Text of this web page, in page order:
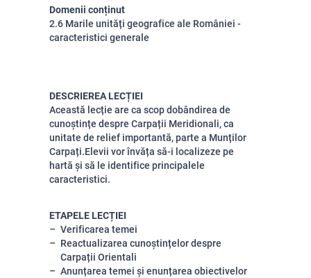
Domenii conținut
2.6 Marile unități geografice ale României -
caracteristici generale
DESCRIEREA LECȚIEI
Această lecție are ca scop dobândirea de
cunoștințe despre Carpații Meridionali, ca
unitate de relief importantă, parte a Munților
Carpați.Elevii vor învăța să-i localizeze pe
hartă și să le identifice principalele
caracteristici.
ETAPELE LECȚIEI
Verificarea temei
Reactualizarea cunoștințelor despre
Carpații Orientali
Anunțarea temei și enunțarea obiectivelor